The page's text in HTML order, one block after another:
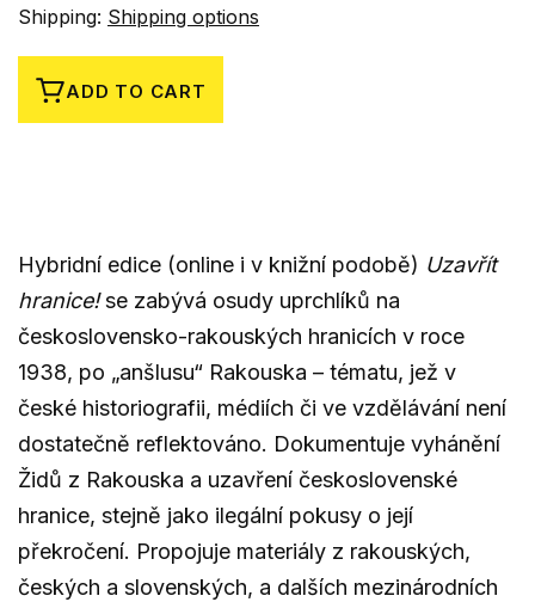
Shipping: Shipping options
ADD TO CART
Hybridní edice (online i v knižní podobě) Uzavřít
hranice!se zabývá osudy uprchlíků na
československo-rakouských hranicích v roce
1938, po „anšlusu“ Rakouska – tématu, jež v
české historiografii, médiích či ve vzdělávání není
dostatečně reflektováno. Dokumentuje vyhánění
Židů z Rakouska a uzavření československé
hranice, stejně jako ilegální pokusy o její
překročení. Propojuje materiály z rakouských,
českých a slovenských, a dalších mezinárodních